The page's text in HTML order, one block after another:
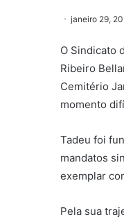
janeiro 29,
O Sindicato
Ribeiro
Cemitério
momento
Tadeu foi
mandatos
exemplar
Pela sua